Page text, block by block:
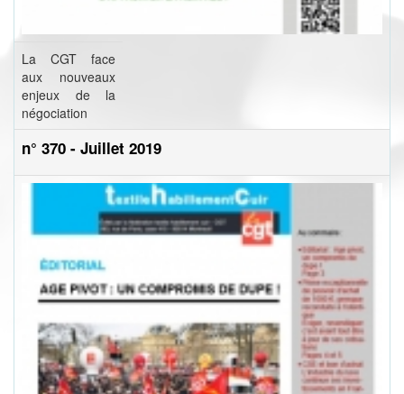
La CGT face
aux nouveaux
enjeux de la
négociation
n° 370 - Juillet 2019